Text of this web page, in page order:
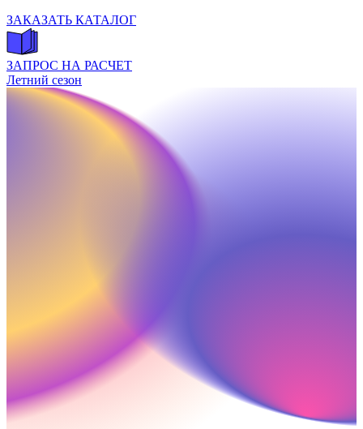
ЗАКАЗАТЬ КАТАЛОГ
ЗАПРОС НА РАСЧЕТ
Летний сезон